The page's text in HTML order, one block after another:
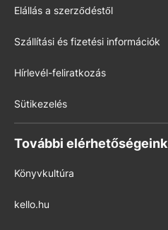
Elállás a szerződéstől
Szállítási és fizetési információk
Hírlevél-feliratkozás
Sütikezelés
További elérhetőségeink
Könyvkultúra
kello.hu